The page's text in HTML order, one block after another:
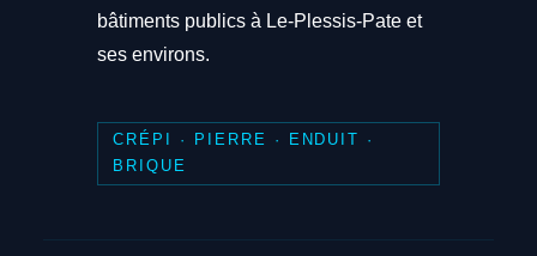
bâtiments publics à Le-Plessis-Pate et
ses environs.
CRÉPI · PIERRE · ENDUIT ·
BRIQUE